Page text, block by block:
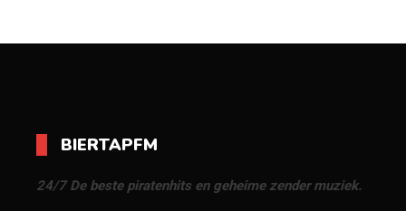
BIERTAPFM
24/7 De beste piratenhits en geheime zender muziek.